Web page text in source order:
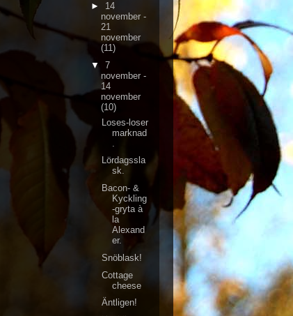
► 14
november -
21
november
(11)
▼ 7
november -
14
november
(10)
Loses-loser
marknad
Lördagssla
sk.
Bacon- &
Kyckling
-gryta à
la
Alexand
er.
Snöblask!
Cottage
cheese
Äntligen!